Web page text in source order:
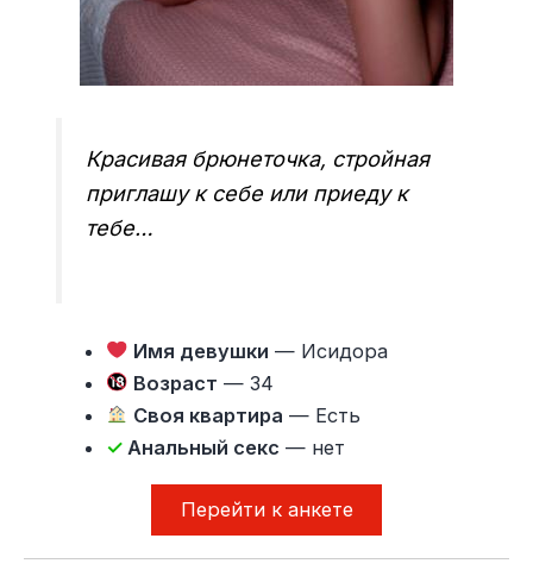
Красивая брюнеточка, стройная
приглашу к себе или приеду к
тебе…
Имя девушки — Исидора
Возраст — 34
Своя квартира — Есть
✓ Анальный секс — нет
Перейти к анкете